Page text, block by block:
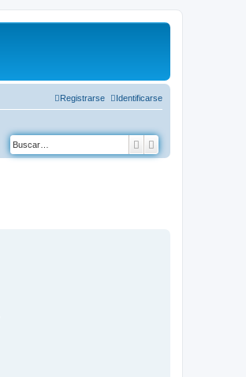
Identificarse
Registrarse
Buscar